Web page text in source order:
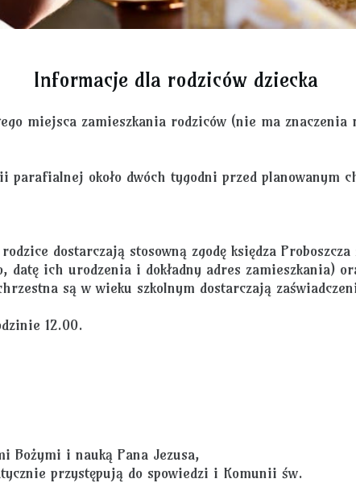
Informacje dla rodziców dziecka
miejsca zamieszkania rodziców (nie ma
parafialnej około dwóch tygodni przed planowanym
dostarczają stosowną zgodę księdza
datę ich urodzenia i dokładny adres zamieszkania)
są w wieku szkolnym dostarczają
12.00.
Bożymi i nauką Pana Jezusa,
przystępują do spowiedzi i Komunii św.